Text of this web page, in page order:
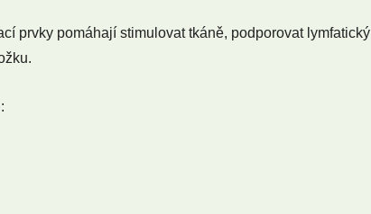
prvky pomáhají stimulovat tkáně, podporovat lymfatický